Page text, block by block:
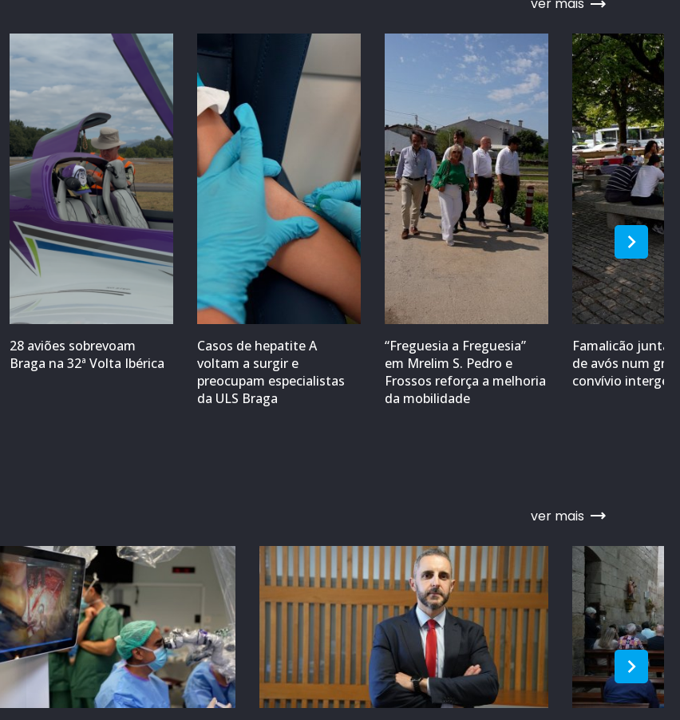
28 aviões sobrevoam
Braga na 32ª Volta Ibérica
Casos de hepatite A
voltam a surgir e
preocupam especialistas
da ULS Braga
“Freguesia a Freguesia”
em Mrelim S. Pedro e
Frossos reforça a melhoria
da mobilidade
Famalicão junta
de avós num
convívio
ver mais